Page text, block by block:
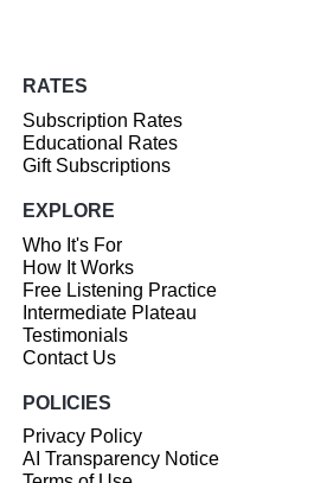
RATES
Subscription Rates
Educational Rates
Gift Subscriptions
EXPLORE
Who It's For
How It Works
Free Listening Practice
Intermediate Plateau
Testimonials
Contact Us
POLICIES
Privacy Policy
AI Transparency Notice